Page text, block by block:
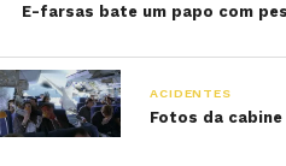
E-farsas bate um papo com
ACIDENTES
Fotos da